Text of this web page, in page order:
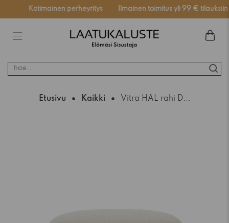
Kotimainen perheyritys Ilmainen toimitus yli 99 € tilauksiin
hae...
Etusivu Kaikki Vitra HAL rahi D...